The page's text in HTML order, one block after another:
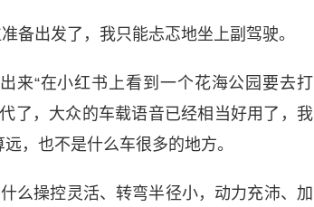
备出发了，我只能忐忑地坐上副驾驶。
来“在小红书上看到一个花海公园要去打
了，大众的车载语音已经相当好用了，我
，也不是什么车很多的地方。
么操控灵活、转弯半径小，动力充沛、加